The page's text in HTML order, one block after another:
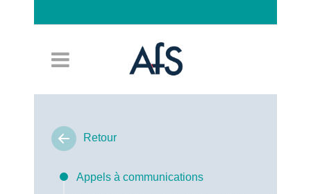
Retour
Appels à communications